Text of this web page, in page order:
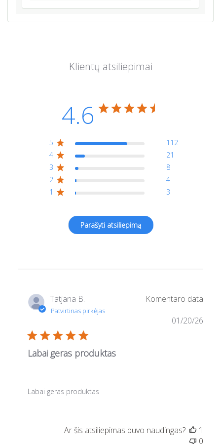
4.6
5
112
4
21
3
8
2
4
1
3
Tatjana B.
Labai geras produktas
Labai geras produktas
01/20/26
1
0